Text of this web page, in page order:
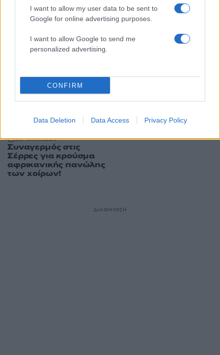
I want to allow my user data to be sent to
Google for online advertising purposes.
I want to allow Google to send me
personalized advertising.
CONFIRM
Data Deletion Data Access Privacy Policy
Θεσσαλονίκη: Τέλος η καραντίνα για την
αφρικανική πανώλη των χοίρων
20:4305.02.20
Συναγερμός στις
Σέρρες για κρούσμα
αφρικανικής πανώλης
των χοίρων!
ΔΙΑΦΗΜΙΣΗ